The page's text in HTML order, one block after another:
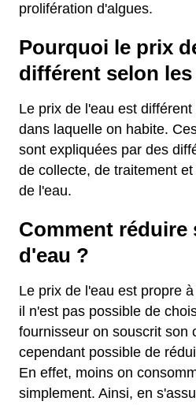
prolifération d'algues.
Pourquoi le prix
différent selon
Le prix de l'eau est
dans laquelle on habite.
sont expliquées par des
de collecte, de traitement
de l'eau.
Comment réduire
d'eau ?
Le prix de l'eau est propre
il n'est pas possible de
fournisseur on souscrit son
cependant possible de
En effet, moins on
simplement. Ainsi, en